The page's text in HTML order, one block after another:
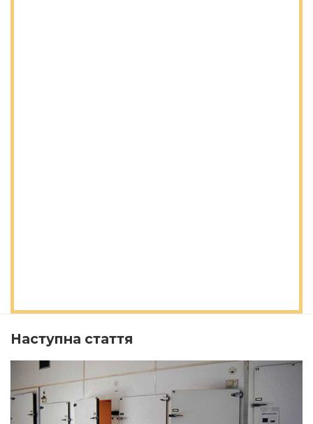
Наступна стаття